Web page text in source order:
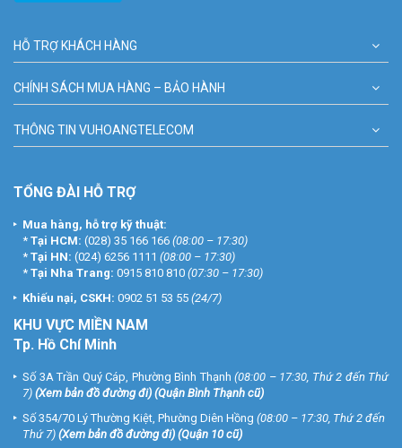
HỖ TRỢ KHÁCH HÀNG
CHÍNH SÁCH MUA HÀNG – BẢO HÀNH
THÔNG TIN VUHOANGTELECOM
TỔNG ĐÀI HỖ TRỢ
Mua hàng, hỗ trợ kỹ thuật:
* Tại HCM: (028) 35 166 166 (08:00 – 17:30)
* Tại HN: (024) 6256 1111 (08:00 – 17:30)
* Tại Nha Trang: 0915 810 810 (07:30 – 17:30)
Khiếu nại, CSKH: 0902 51 53 55 (24/7)
KHU VỰC MIỀN NAM
Tp. Hồ Chí Minh
Số 3A Trần Quý Cáp, Phường Bình Thạnh (08:00 – 17:30, Thứ 2 đến Thứ
7) (Xem bản đồ đường đi) (Quận Bình Thạnh cũ)
Số 354/70 Lý Thường Kiệt, Phường Diên Hồng (08:00 – 17:30, Thứ 2 đến
Thứ 7) (Xem bản đồ đường đi) (Quận 10 cũ)